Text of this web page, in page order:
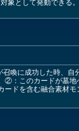
象として発動できる
喚に成功した時、自
②：このカードが墓
ドを含む融合素材